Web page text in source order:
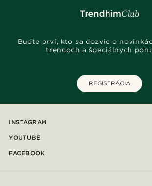
Buďte prví, kto sa dozvie o
trendoch a špeciálnych
REGISTRÁCIA
INSTAGRAM
YOUTUBE
FACEBOOK